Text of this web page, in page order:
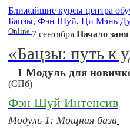
Ближайшие курсы центра
Бацзы, Фэн Шуй, Ци Мэнь
Online 7 сентября Начало
«Бацзы: путь к
1 Модуль для
(СПб)
Фэн Шуй Интенсив
Модуль 1: Мощная база